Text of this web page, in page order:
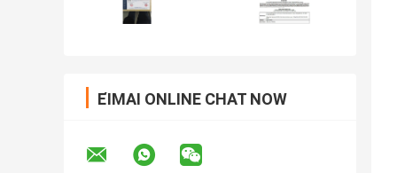
ΕΊΜΑΙ ONLINE CHAT NOW